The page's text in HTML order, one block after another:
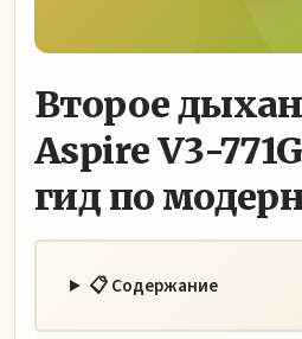
Второе
Aspire V3-
гид по
📋 Содержание